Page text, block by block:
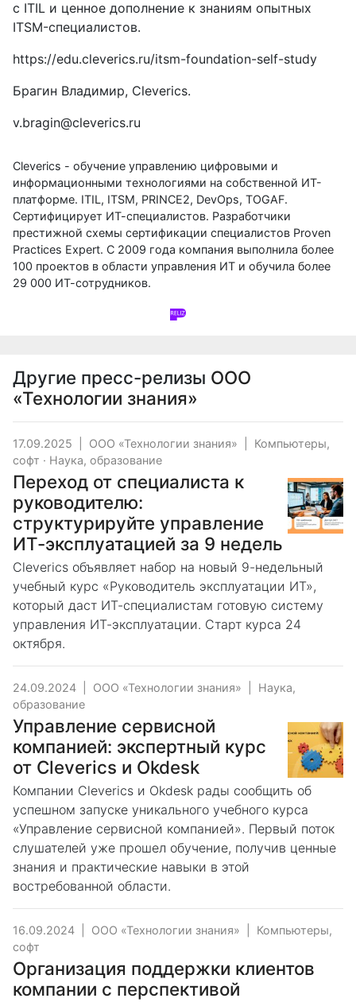
с ITIL и ценное дополнение к знаниям опытных
ITSM-специалистов.
https://edu.cleverics.ru/itsm-foundation-self-study
Брагин Владимир, Cleverics.
v.bragin@cleverics.ru
Cleverics - обучение управлению цифровыми и
информационными технологиями на собственной ИТ-
платформе. ITIL, ITSM, PRINCE2, DevOps, TOGAF.
Сертифицирует ИТ-специалистов. Разработчики
престижной схемы сертификации специалистов Proven
Practices Expert. С 2009 года компания выполнила более
100 проектов в области управления ИТ и обучила более
29 000 ИТ-сотрудников.
Другие пресс-релизы ООО
«Технологии знания»
17.09.2025 ООО «Технологии знания»
Компьютеры,
софт · Наука, образование
Переход от специалиста к
руководителю:
структурируйте управление
ИТ-эксплуатацией за 9 недель
Cleverics объявляет набор на новый 9-недельный
учебный курс «Руководитель эксплуатации ИТ»,
который даст ИТ-специалистам готовую систему
управления ИТ-эксплуатации. Старт курса 24
октября.
24.09.2024 ООО «Технологии знания»
Наука,
образование
Управление сервисной
компанией: экспертный курс
от Cleverics и Okdesk
Компании Cleverics и Okdesk рады сообщить об
успешном запуске уникального учебного курса
«Управление сервисной компанией». Первый поток
слушателей уже прошел обучение, получив ценные
знания и практические навыки в этой
востребованной области.
16.09.2024 ООО «Технологии знания»
Компьютеры,
софт
Организация поддержки клиентов
компании с перспективой